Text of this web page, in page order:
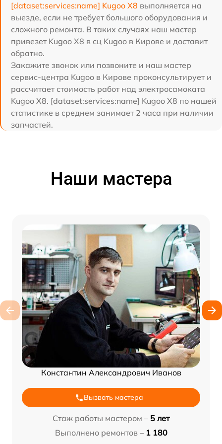
[dataset:services:name] Kugoo X8 выполняется на
выезде, если не требует большого оборудования и
сложного ремонта. В таких случаях наш мастер
привезет Kugoo X8 в сц Kugoo в Кирове и доставит
обратно.
Закажите звонок или позвоните и наш мастер
сервис-центра Kugoo в Кирове проконсультирует и
рассчитает стоимость работ над электросамоката
Kugoo X8. [dataset:services:name] Kugoo X8 по нашей
статистике в среднем занимает 2 часа при наличии
запчастей.
Наши мастера
Константин Александрович Иванов
Вызвать мастера
Стаж работы мастером – 5 лет
Выполнено ремонтов – 1 180